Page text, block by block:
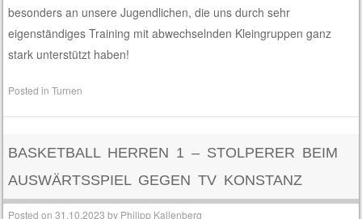
besonders an unsere Jugendlichen, die uns durch sehr
eigenständiges Training mit abwechselnden Kleingruppen ganz
stark unterstützt haben!
Posted inTurnen
BASKETBALL HERREN 1 – STOLPERER BEIM
AUSWÄRTSSPIEL GEGEN TV KONSTANZ
Posted on31.10.2023 by Philipp Kallenberg